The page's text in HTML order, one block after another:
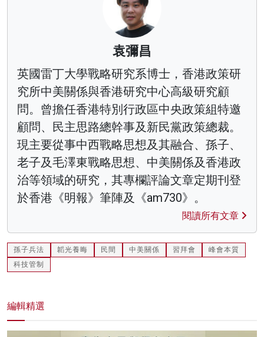
袁彌昌
英國雷丁大學戰略研究系博士，香港政策研
究所中美關係與香港研究中心高級研究顧
問。曾擔任香港特別行政區中央政策組特邀
顧問、民主思路總幹事及新民黨政策總裁。
現主要從事中西戰略思想及其融合、孫子、
老子及毛澤東戰略思想、中美關係及香港政
治等領域的研究，其專欄評論文章定期刊登
於香港《明報》筆陣及《am730》。
閱讀所有文章
孫子兵法 韜光養晦 民間 中美關係 習拜會
峰會本質
科技管制
編輯精選